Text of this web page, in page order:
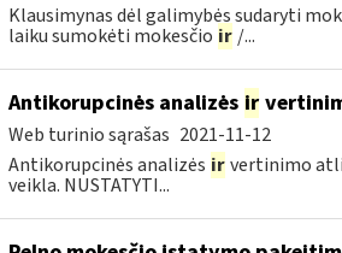
Klausimynas dėl galimybės sudaryti
laiku sumokėti mokesčio ir /...
Antikorupcinės analizės ir
Web turinio sąrašas 2021-11-12
Antikorupcinės analizės ir vertinimo
veikla. NUSTATYTI...